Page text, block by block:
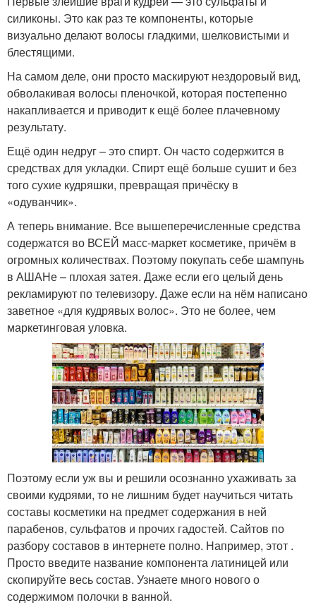
силиконы. Это как раз те компоненты, которые
визуально делают волосы гладкими, шелковистыми и
блестящими.
На самом деле, они просто маскируют нездоровый вид,
обволакивая волосы пленочкой, которая постепенно
накапливается и приводит к ещё более плачевному
результату.
Ещё один недруг – это спирт. Он часто содержится в
средствах для укладки. Спирт ещё больше сушит и без
того сухие кудряшки, превращая причёску в
«одуванчик».
А теперь внимание. Все вышеперечисленные средства
содержатся во ВСЕЙ масс-маркет косметике, причём в
огромных количествах. Поэтому покупать себе шампунь
в АШАНе – плохая затея. Даже если его целый день
рекламируют по телевизору. Даже если на нём написано
заветное «для кудрявых волос». Это не более, чем
маркетинговая уловка.
Поэтому если уж вы и решили осознанно ухаживать за
своими кудрями, то не лишним будет научиться читать
составы косметики на предмет содержания в ней
парабенов, сульфатов и прочих гадостей. Сайтов по
разбору составов в интернете полно. Например, этот .
Просто введите название компонента латиницей или
скопируйте весь состав. Узнаете много нового о
содержимом полочки в ванной.